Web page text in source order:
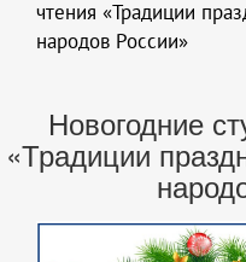
чтения «Традиции
народов России»
Новогодние
«Традиции